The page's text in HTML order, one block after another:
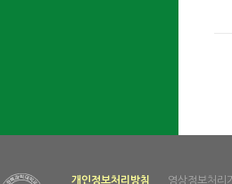
개인정보처리방침 영상정보처리